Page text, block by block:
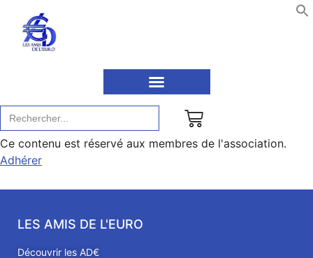
Recherche
de
:
Ce contenu est réservé aux membres de l'association.
Adhérer
LES AMIS DE L'EURO
Découvrir les AD€